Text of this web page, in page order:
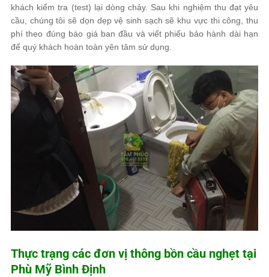
khách kiểm tra (test) lại dòng chảy. Sau khi nghiệm thu đạt yêu
cầu, chúng tôi sẽ dọn dẹp vệ sinh sạch sẽ khu vực thi công, thu
phí theo đúng báo giá ban đầu và viết phiếu bảo hành dài hạn
để quý khách hoàn toàn yên tâm sử dụng.
Thực trạng các đơn vị thông bồn cầu nghẹt tại
Phù Mỹ Bình Định